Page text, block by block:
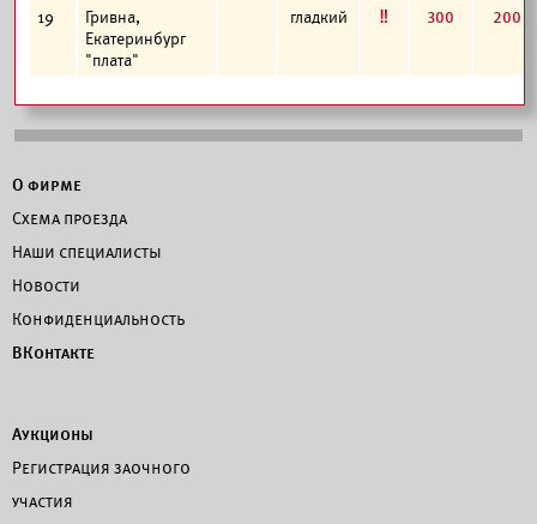
19
Гривна,
Екатеринбург
"плата"
гладкий е 300 200
О фирме
Схема проезда
Наши специалисты
Новости
Конфиденциальность
ВКонтакте
Аукционы
Регистрация заочного
участия